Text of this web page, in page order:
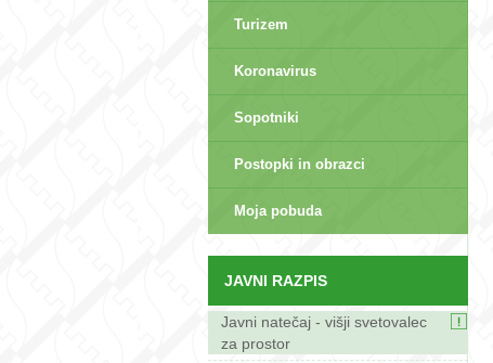
Turizem
Koronavirus
Sopotniki
Postopki in obrazci
Moja pobuda
JAVNI RAZPIS
Javni natečaj - višji svetovalec
za prostor